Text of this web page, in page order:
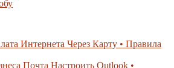
Интернета Через Карту • Правила
Почта Настроить Outlook •